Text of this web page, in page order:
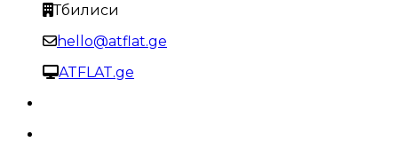
Тбилиси
hello@atflat.ge
ATFLAT.ge